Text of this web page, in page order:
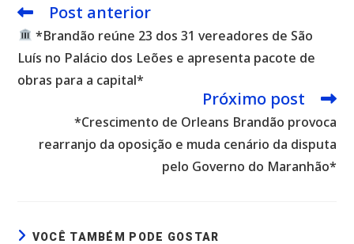
Leia
mais
artigos
Post anterior
*Brandão reúne 23 dos 31 vereadores de São
Luís no Palácio dos Leões e apresenta pacote de
obras para a capital*
Próximo post
*Crescimento de Orleans Brandão provoca
rearranjo da oposição e muda cenário da disputa
pelo Governo do Maranhão*
VOCÊ TAMBÉM PODE GOSTAR